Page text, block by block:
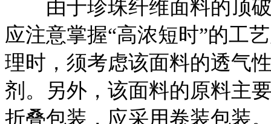
由于珍珠纤维面料的顶破
应注意掌握“高浓短时”的工
理时，须考虑该面料的透气
剂。另外，该面料的原料主
折叠包装，应采用卷装包装